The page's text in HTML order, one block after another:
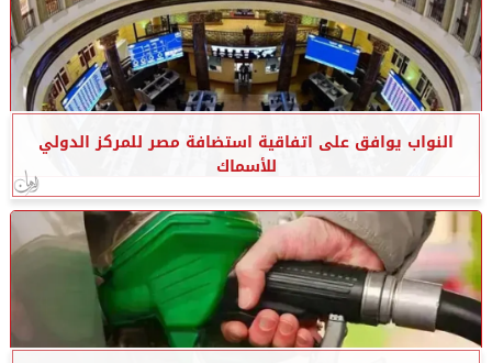
النواب يوافق على اتفاقية استضافة مصر للمركز الدولي
للأسماك